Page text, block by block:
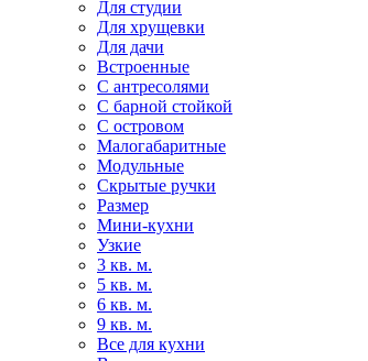
Для студии
Для хрущевки
Для дачи
Встроенные
С антресолями
С барной стойкой
С островом
Малогабаритные
Модульные
Скрытые ручки
Размер
Мини-кухни
Узкие
3 кв. м.
5 кв. м.
6 кв. м.
9 кв. м.
Все для кухни